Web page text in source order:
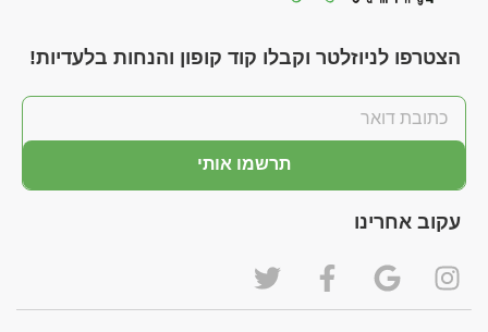
הצטרפו לניוזלטר וקבלו קוד קופון והנחות בלעדיות!
תרשמו אותי
עקוב אחרינו